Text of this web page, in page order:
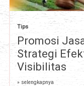
Tips
Promosi
Strategi
Visibilitas
» selengkapnya